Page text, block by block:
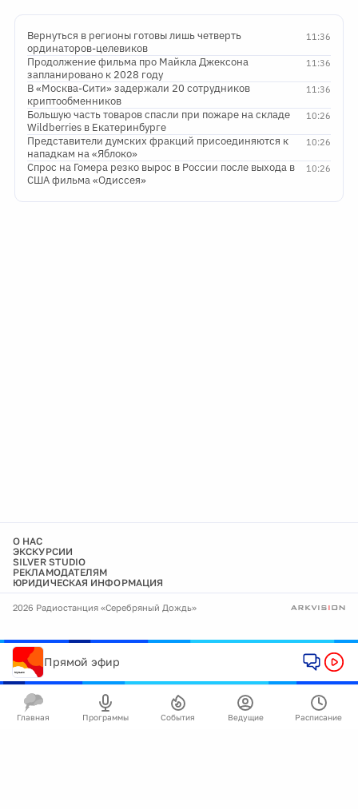
11:36
Вернуться в регионы готовы лишь четверть
ординаторов-целевиков
11:36
Продолжение фильма про Майкла Джексона
запланировано к 2028 году
11:36
В «Москва-Сити» задержали 20 сотрудников
криптообменников
10:26
Большую часть товаров спасли при пожаре на складе
Wildberries в Екатеринбурге
10:26
Представители думских фракций присоединяются к
нападкам на «Яблоко»
10:26
Спрос на Гомера резко вырос в России после выхода в
США фильма «Одиссея»
О НАС
ЭКСКУРСИИ
SILVER STUDIO
РЕКЛАМОДАТЕЛЯМ
ЮРИДИЧЕСКАЯ ИНФОРМАЦИЯ
2026 Радиостанция «Серебряный Дождь»
Прямой эфир
Главная Программы События Ведущие Расписание